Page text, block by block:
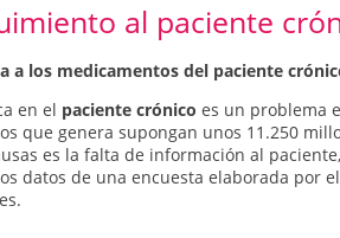
al paciente
a los medicamentos del paciente
en el paciente crónico es un problema
que genera supongan unos 11.250
es la falta de información al
datos de una encuesta elaborada por el